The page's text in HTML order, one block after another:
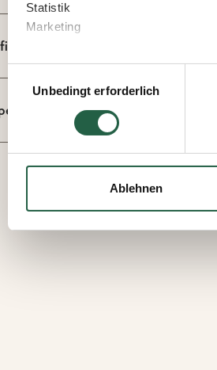
Statistik
Marketing
Wenn Sie auf „Akzeptieren“
welchen Zwecken Sie
Unbedingt erforderlich
Ablehnen